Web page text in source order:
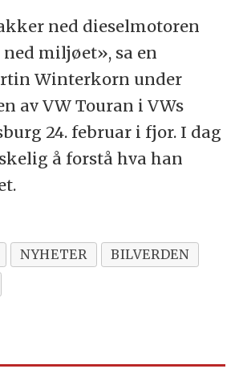
ned dieselmotoren
miljøet», sa en
Winterkorn under
av VW Touran i VWs
24. februar i fjor. I dag
å forstå hva han
NYHETER
BILVERDEN